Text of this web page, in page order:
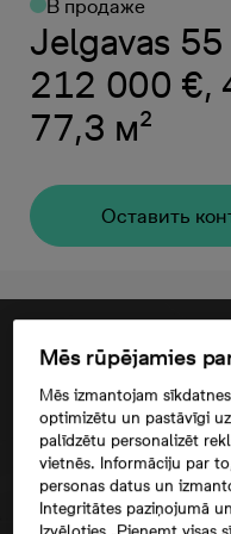
В продаже
Jelgavas
212 000 €,
77,3 м²
Oставить
Mēs rūpējamies
Mēs izmantojam
optimizētu un pastāvīgi
palīdzētu personalizēt
vietnēs. Informāciju par
personas datus un
Integritātes paziņojumā